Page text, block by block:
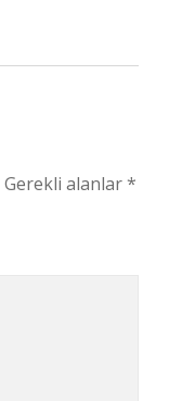
Gerekli alanlar*